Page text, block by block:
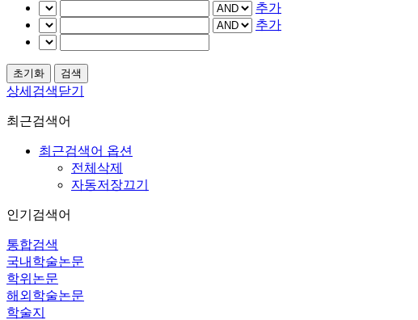
추가
추가
상세검색닫기
최근검색어
최근검색어 옵션
전체삭제
자동저장끄기
인기검색어
통합검색
국내학술논문
학위논문
해외학술논문
학술지